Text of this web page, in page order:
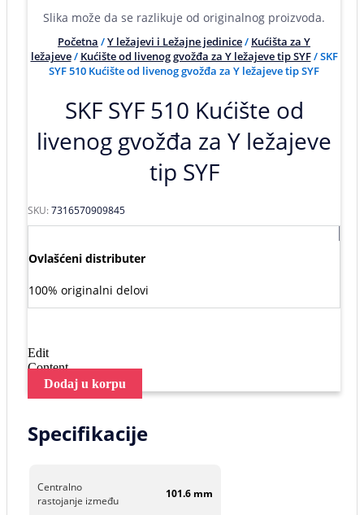
Slika može da se razlikuje od originalnog proizvoda.
Početna /Y ležajevi i Ležajne jedinice/ Kućišta za Y
ležajeve/ Kućište od livenog gvožđa za Y ležajeve tip SYF/ SKF
SYF 510 Kućište od livenog gvožđa za Y ležajeve tip SYF
SKF SYF 510 Kućište od
livenog gvožđa za Y ležajeve
tip SYF
SKU:7316570909845
Ovlašćeni distributer
100% originalni delovi
Edit
Content
Dodaj u korpu
Specifikacije
Centralno
rastojanje između
101.6 mm